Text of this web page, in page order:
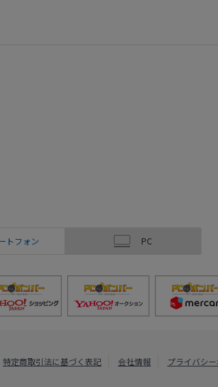
トフォン PC
特定商取引法に基づく表記 会社情報 プライバシ